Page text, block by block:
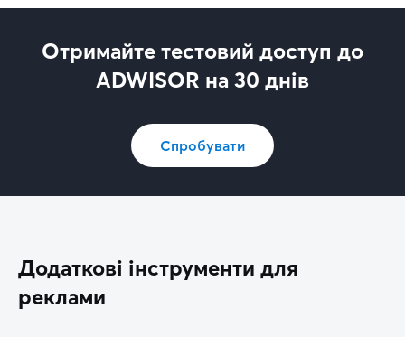
Отримайте тестовий доступ до
ADWISOR на 30 днів
Спробувати
Додаткові інструменти для
реклами